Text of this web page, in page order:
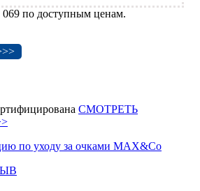
по доступным ценам.
СМОТРЕТЬ
по уходу за очками MAX&Co